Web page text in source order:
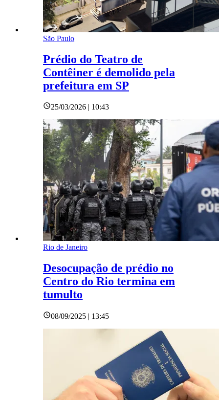
São Paulo
Prédio do Teatro de
Contêiner é demolido pela
prefeitura em SP
25/03/2026 | 10:43
Rio de Janeiro
Desocupação de prédio no
Centro do Rio termina em
tumulto
08/09/2025 | 13:45